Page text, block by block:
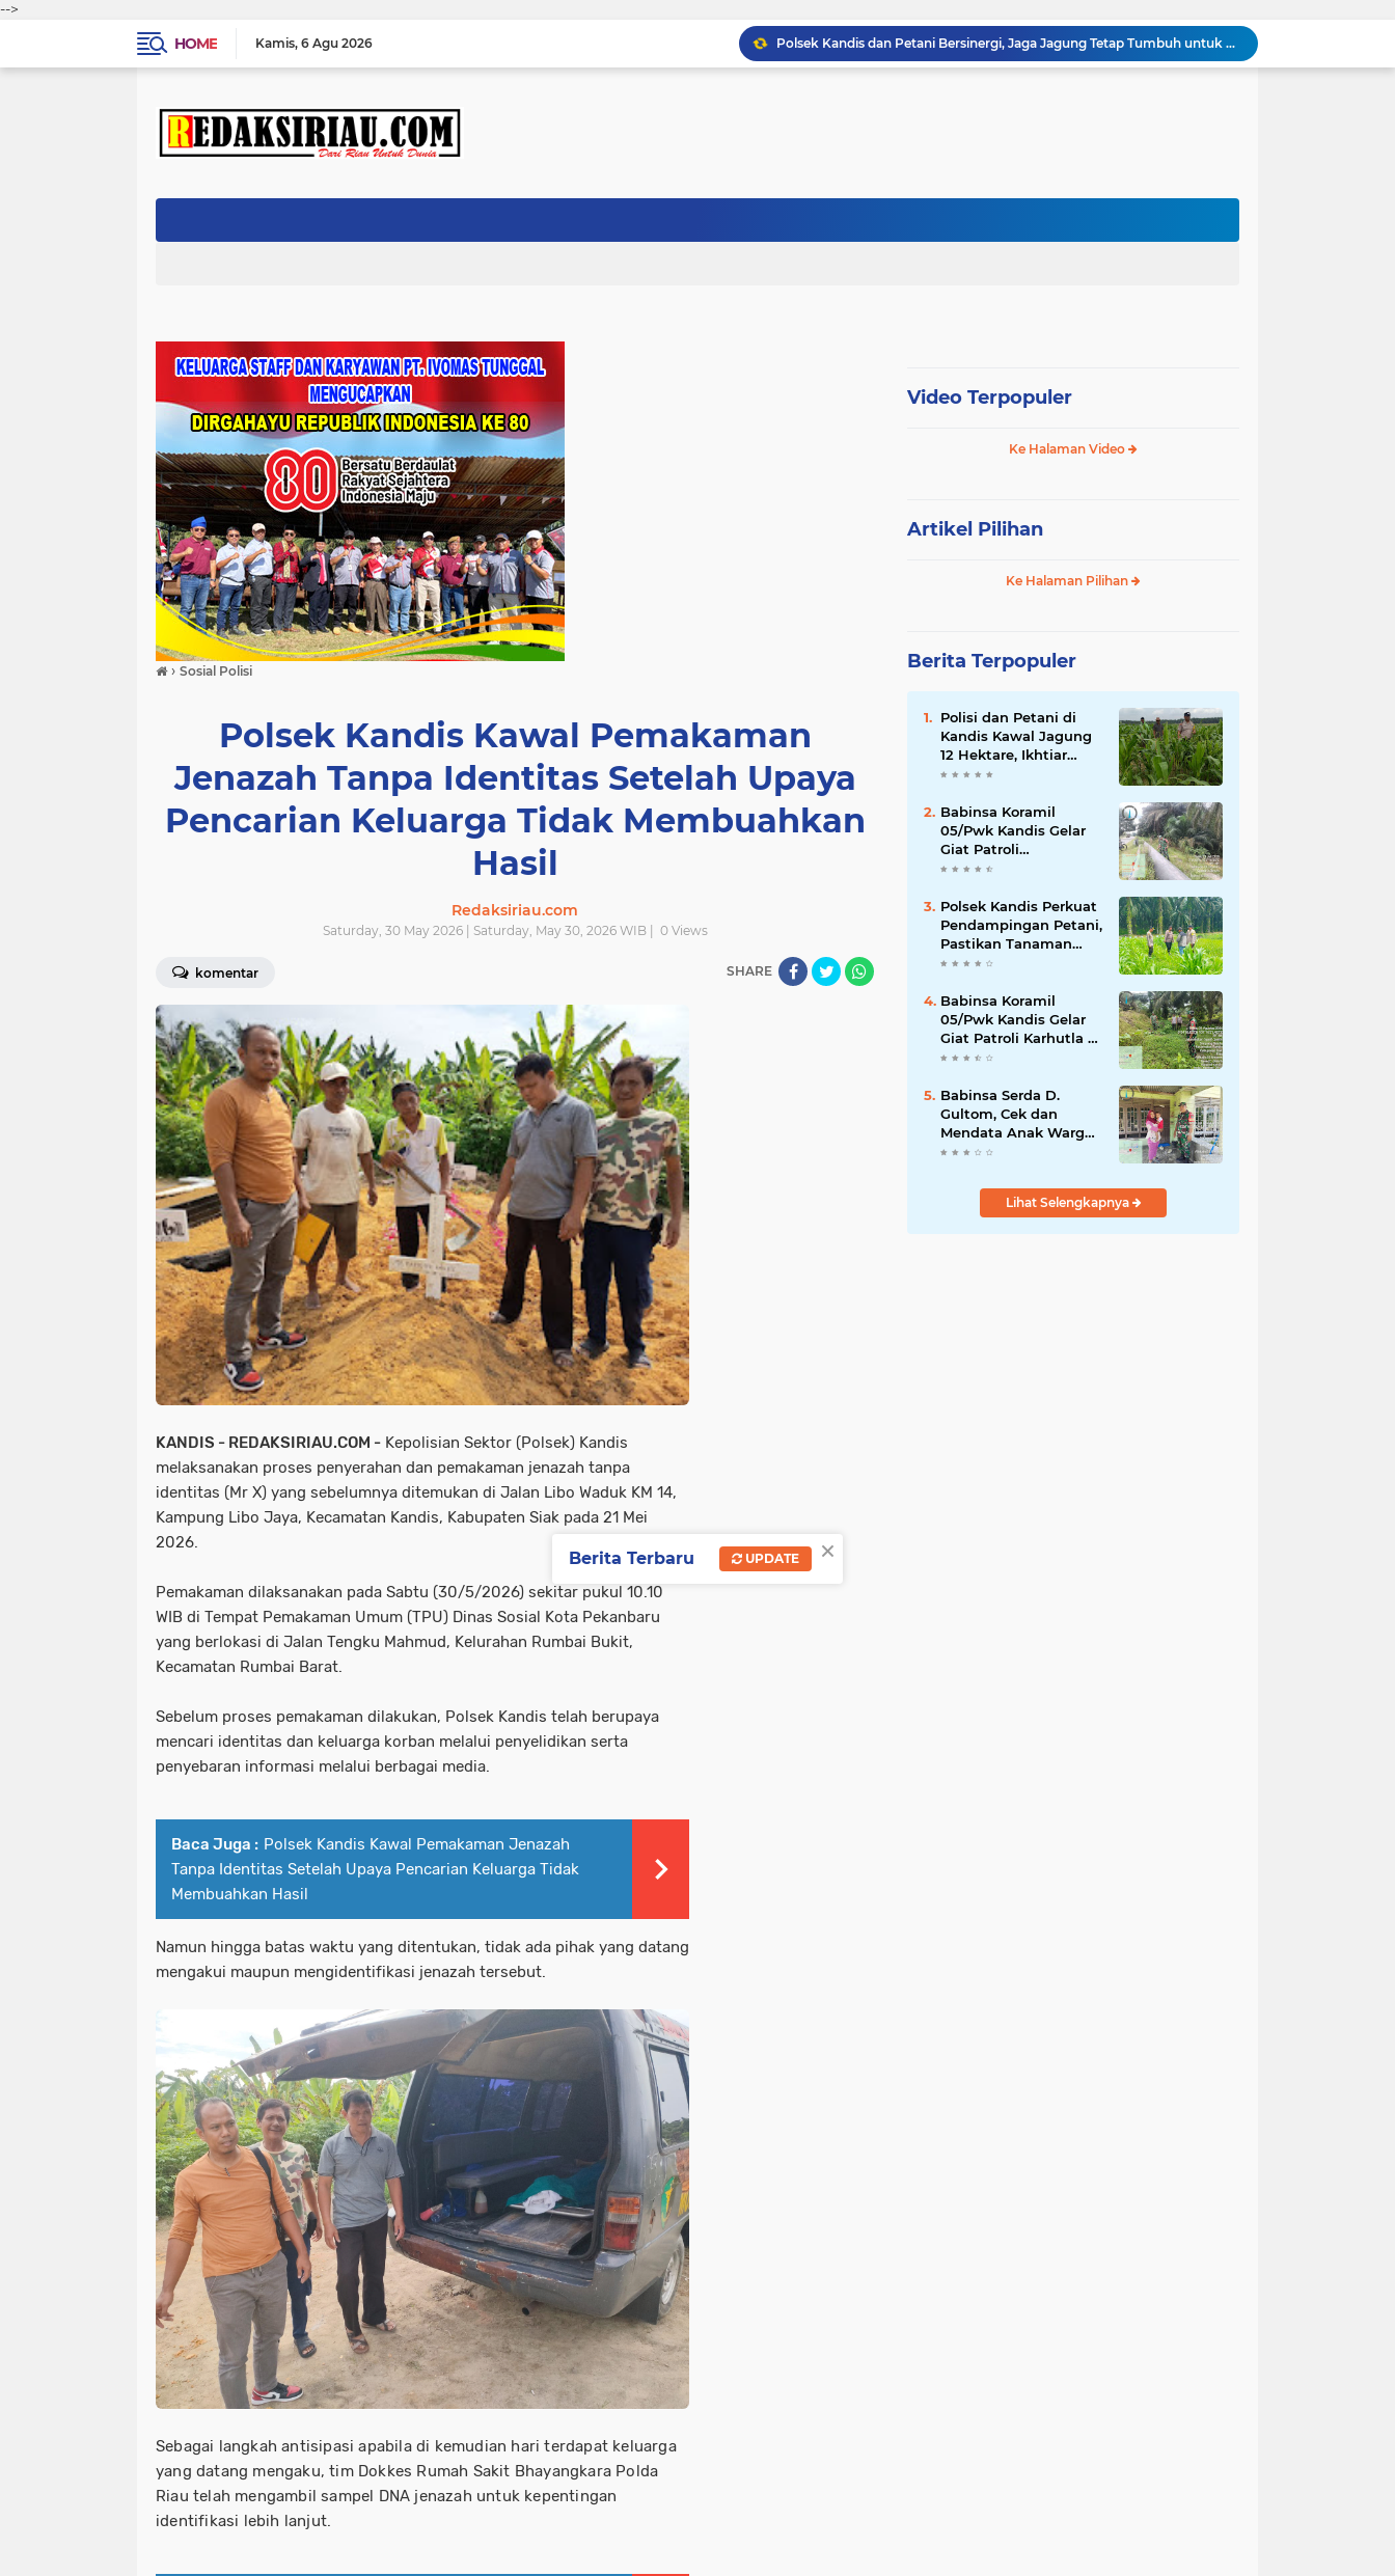
-->
HOME
Kamis 6 Agu 2026
Polsek Kandis dan Petani Bersinergi, Jaga Jagung Tetap Tumbuh untuk Ketahanan Pangan
Babinsa Kopda Dedi Irawan Melakukan Pendampingan Vaksinasi PMK
Babinsa Sertu Ridho Utomo Gelar Giat Kampung Pancasila
› Sosial Polisi
Polsek Kandis Kawal Pemakaman
Jenazah Tanpa Identitas Setelah Upaya
Pencarian Keluarga Tidak Membuahkan
Hasil
Redaksiriau.com
Saturday, 30 May 2026 | Saturday, May 30, 2026 WIB | 0Views
komentar SHARE
KANDIS - REDAKSIRIAU.COM - Kepolisian Sektor (Polsek) Kandis
melaksanakan proses penyerahan dan pemakaman jenazah tanpa
identitas (Mr X) yang sebelumnya ditemukan di Jalan Libo Waduk KM 14,
Kampung Libo Jaya, Kecamatan Kandis, Kabupaten Siak pada 21 Mei
2026.
Pemakaman dilaksanakan pada Sabtu (30/5/2026) sekitar pukul 10.10
WIB di Tempat Pemakaman Umum (TPU) Dinas Sosial Kota Pekanbaru
yang berlokasi di Jalan Tengku Mahmud, Kelurahan Rumbai Bukit,
Kecamatan Rumbai Barat.
Sebelum proses pemakaman dilakukan, Polsek Kandis telah berupaya
mencari identitas dan keluarga korban melalui penyelidikan serta
penyebaran informasi melalui berbagai media.
Baca Juga : Polsek Kandis Kawal Pemakaman Jenazah
Tanpa Identitas Setelah Upaya Pencarian Keluarga Tidak
Membuahkan Hasil
Namun hingga batas waktu yang ditentukan, tidak ada pihak yang datang
mengakui maupun mengidentifikasi jenazah tersebut.
Sebagai langkah antisipasi apabila di kemudian hari terdapat keluarga
yang datang mengaku, tim Dokkes Rumah Sakit Bhayangkara Polda
Riau telah mengambil sampel DNA jenazah untuk kepentingan
identifikasi lebih lanjut.
Video Terpopuler
Ke Halaman Video
Artikel Pilihan
Ke Halaman Pilihan
Berita Terpopuler
Polisi dan Petani di
Kandis Kawal Jagung
12 Hektare, Ikhtiar
Menjaga Ketahanan
Babinsa Koramil
05/Pwk Kandis Gelar
Giat Patroli
Pengamanan Line
Kandis Kandis
Polsek Kandis Perkuat
Pendampingan Petani,
Pastikan Tanaman
Jagung Tumbuh
Swasembada Pangan
Nasional
Babinsa Koramil
05/Pwk Kandis Gelar
Giat Patroli Karhutla di
Wilayah Kelurahan
Babinsa Serda D.
Gultom, Cek dan
Mendata Anak Warga
Yang Stunting
Lihat Selengkapnya
×
Berita Terbaru UPDATE